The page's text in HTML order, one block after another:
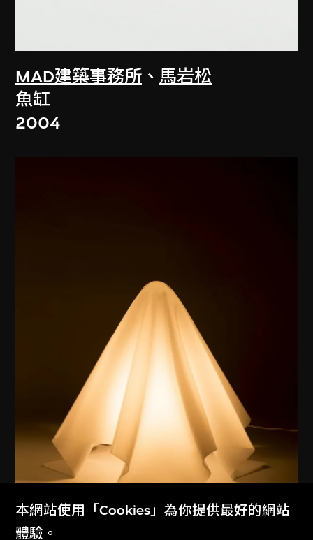
MAD建築事務所 、 馬岩松
魚缸
2004
展出中
本網站使用「Cookies」為你提供最好的網站
體驗。